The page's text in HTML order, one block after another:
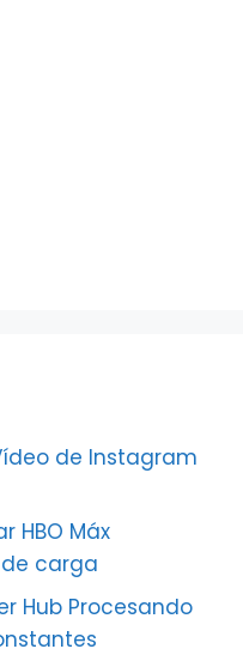
de Instagram
HBO Máx
carga
Hub Procesando